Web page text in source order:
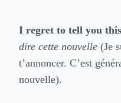
I regret to tell you
dire cette nouvelle (Je
t’annoncer. C’est
nouvelle).